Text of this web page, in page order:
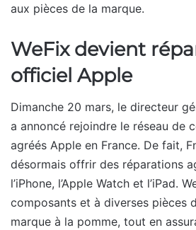
aux pièces de la marque.
WeFix devient
officiel Apple
Dimanche 20 mars, le directeur
a annoncé rejoindre le réseau de
agréés Apple en France. De fait,
désormais offrir des réparations
l’iPhone, l’Apple Watch et l’iPad.
composants et à diverses pièces
marque à la pomme, tout en